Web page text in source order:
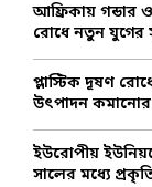
r
আফ্রিকায় গন্ডার ও
রোধে নতুন যুগের
প্লাস্টিক দূষণ
উৎপাদন
ইউরোপীয়
সালের মধ্যে